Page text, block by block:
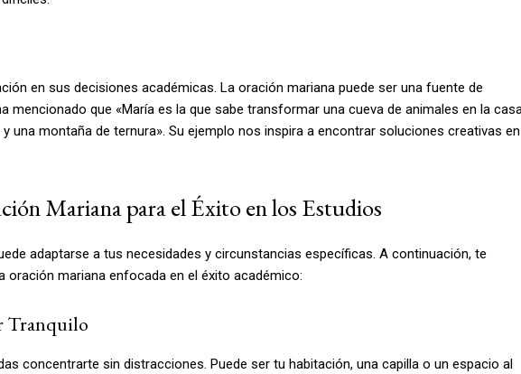
en sus decisiones académicas. La oración mariana puede ser una fuente de
mencionado que «María es la que sabe transformar una cueva de animales en la
una montaña de ternura». Su ejemplo nos inspira a encontrar soluciones creativas en
Mariana para el Éxito en los Estudios
adaptarse a tus necesidades y circunstancias específicas. A continuación, te
oración mariana enfocada en el éxito académico:
Tranquilo
concentrarte sin distracciones. Puede ser tu habitación, una capilla o un espacio al